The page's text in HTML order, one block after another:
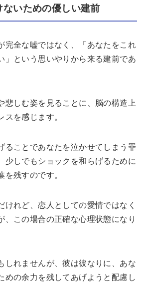
いための優しい建前
完全な嘘ではなく、「あなたをこれ
」という思いやりから来る建前であ
悲しむ姿を見ることに、脳の構造上
を感じます。
ることであなたを泣かせてしまう罪
少しでもショックを和らげるために
を残すのです。
けれど、恋人としての愛情ではなく
、この場合の正確な心理状態になり
しれませんが、彼は彼なりに、あな
めの余力を残してあげようと配慮し